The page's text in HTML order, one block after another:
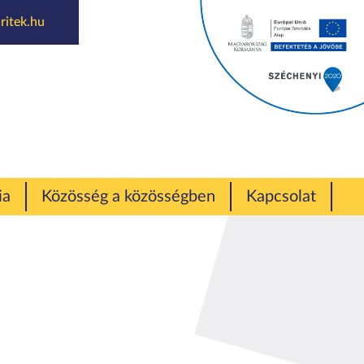
Közösség a közösségben Kapcsolat